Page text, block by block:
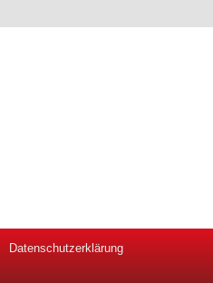
Datenschutzerklärung